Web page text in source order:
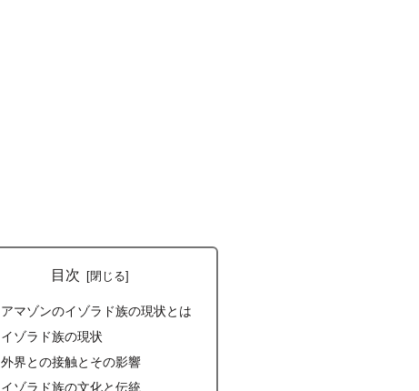
目次
アマゾンのイゾラド族の現状とは
イゾラド族の現状
外界との接触とその影響
イゾラド族の文化と伝統